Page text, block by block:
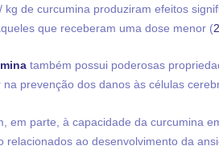
kg de curcumina produziram efeitos
que receberam uma dose menor (
também possui poderosas
prevenção dos danos às células
em parte, à capacidade da curcumina
relacionados ao desenvolvimento da